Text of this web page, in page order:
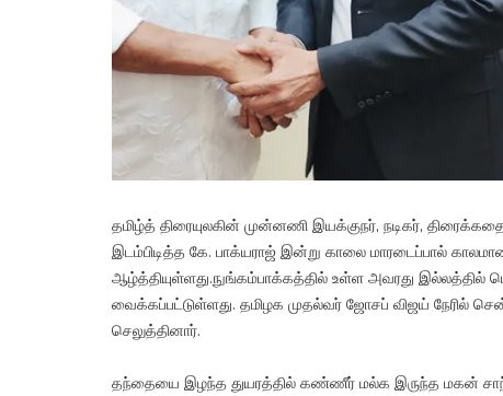
தமிழ்த் திரையுலகின் முன்னணி இயக்குநர், நடிகர்,
இடம்பிடித்த கே. பாக்யராஜ் இன்று காலை மாரடைப்பால்
ஆழ்த்தியுள்ளது.நுங்கம்பாக்கத்தில் உள்ள அவரது இல்லத்தில்
வைக்கப்பட்டுள்ளது. தமிழக முதல்வர் ஜோசப் விஜய் நேரில்
செலுத்தினார்.
தந்தையை இழந்த துயரத்தில் கண்ணீர் மல்க இருந்த மகன்